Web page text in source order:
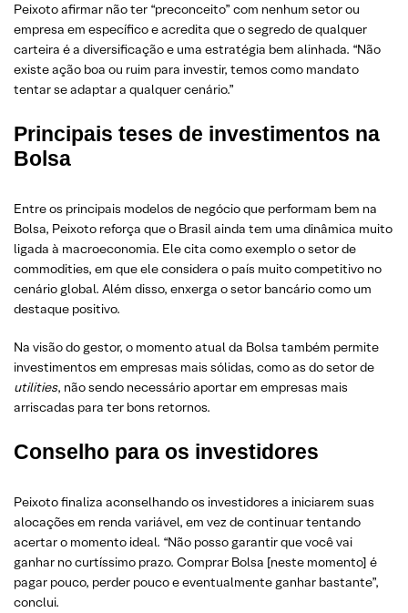
Peixoto afirmar não ter “preconceito” com nenhum setor ou
empresa em específico e acredita que o segredo de qualquer
carteira é a diversificação e uma estratégia bem alinhada. “Não
existe ação boa ou ruim para investir, temos como mandato
tentar se adaptar a qualquer cenário.”
Principais teses de investimentos na
Bolsa
Entre os principais modelos de negócio que performam bem na
Bolsa, Peixoto reforça que o Brasil ainda tem uma dinâmica muito
ligada à macroeconomia. Ele cita como exemplo o setor de
commodities, em que ele considera o país muito competitivo no
cenário global. Além disso, enxerga o setor bancário como um
destaque positivo.
Na visão do gestor, o momento atual da Bolsa também permite
investimentos em empresas mais sólidas, como as do setor de
utilities, não sendo necessário aportar em empresas mais
arriscadas para ter bons retornos.
Conselho para os investidores
Peixoto finaliza aconselhando os investidores a iniciarem suas
alocações em renda variável, em vez de continuar tentando
acertar o momento ideal. “Não posso garantir que você vai
ganhar no curtíssimo prazo. Comprar Bolsa [neste momento] é
pagar pouco, perder pouco e eventualmente ganhar bastante”,
conclui.